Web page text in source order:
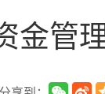
金管